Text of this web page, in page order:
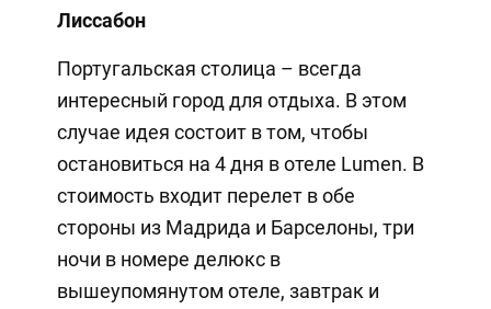
Лиссабон
Португальская столица – всегда
интересный город для отдыха. В этом
случае идея состоит в том, чтобы
остановиться на 4 дня в отеле Lumen. В
стоимость входит перелет в обе
стороны из Мадрида и Барселоны, три
ночи в номере делюкс в
вышеупомянутом отеле, завтрак и